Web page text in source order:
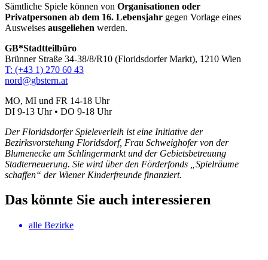
Sämtliche Spiele können von Organisationen oder
Privatpersonen ab dem 16. Lebensjahr gegen Vorlage eines
Ausweises ausgeliehen werden.
GB*Stadtteilbüro
Brünner Straße 34-38/8/R10 (Floridsdorfer Markt), 1210 Wien
T: (+43 1) 270 60 43
nord@gbstern.at
MO, MI und FR 14-18 Uhr
DI 9-13 Uhr • DO 9-18 Uhr
Der Floridsdorfer Spieleverleih ist eine Initiative der
Bezirksvorstehung Floridsdorf, Frau Schweighofer von der
Blumenecke am Schlingermarkt und der Gebietsbetreuung
Stadterneuerung. Sie wird über den Förderfonds „Spielräume
schaffen“ der Wiener Kinderfreunde finanziert.
Das könnte Sie auch interessieren
alle Bezirke